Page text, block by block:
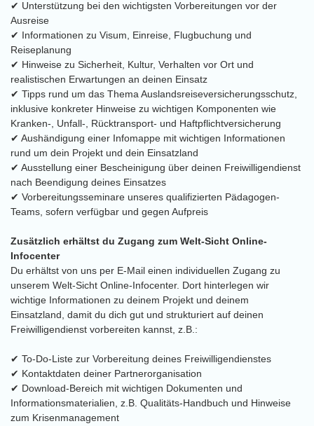
✔ Unterstützung bei den wichtigsten Vorbereitungen vor der
Ausreise
✔ Informationen zu Visum, Einreise, Flugbuchung und
Reiseplanung
✔ Hinweise zu Sicherheit, Kultur, Verhalten vor Ort und
realistischen Erwartungen an deinen Einsatz
✔ Tipps rund um das Thema Auslandsreiseversicherungsschutz,
inklusive konkreter Hinweise zu wichtigen Komponenten wie
Kranken-, Unfall-, Rücktransport- und Haftpflichtversicherung
✔ Aushändigung einer Infomappe mit wichtigen Informationen
rund um dein Projekt und dein Einsatzland
✔ Ausstellung einer Bescheinigung über deinen Freiwilligendienst
nach Beendigung deines Einsatzes
✔ Vorbereitungsseminare unseres qualifizierten Pädagogen-
Teams, sofern verfügbar und gegen Aufpreis
Zusätzlich erhältst du Zugang zum Welt-Sicht Online-
Infocenter
Du erhältst von uns per E-Mail einen individuellen Zugang zu
unserem Welt-Sicht Online-Infocenter. Dort hinterlegen wir
wichtige Informationen zu deinem Projekt und deinem
Einsatzland, damit du dich gut und strukturiert auf deinen
Freiwilligendienst vorbereiten kannst, z.B.:
✔ To-Do-Liste zur Vorbereitung deines Freiwilligendienstes
✔ Kontaktdaten deiner Partnerorganisation
✔ Download-Bereich mit wichtigen Dokumenten und
Informationsmaterialien, z.B. Qualitäts-Handbuch und Hinweise
zum Krisenmanagement